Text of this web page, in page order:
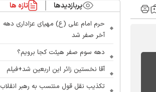
پربازدیدها تازه ها
حرم امام علی (ع) مهیای عزاداری دهه
آخر صفر شد
دهه سوم صفر هیئت کجا برویم؟
آقا نخستین زائر این اربعین شد+فیلم
تکذیب نقل قول منتسب به رهبر انقلاب